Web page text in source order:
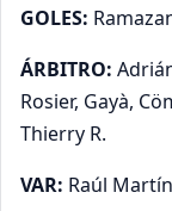
GOLES:
ÁRBITRO:
Rosier, Gayà,
Thierry R.
VAR: Raúl